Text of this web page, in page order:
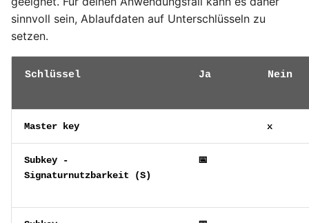
sinnvoll sein, Ablaufdaten auf Unterschlüsseln zu
setzen.
Schlüssel Ja Nein
Master key x
Subkey -
Signaturnutzbarkeit (S)
📅